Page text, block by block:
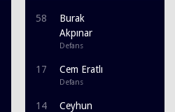
58
Burak
Akpınar
Defans
17 Cem Eratlı
Defans
14
Ceyhun